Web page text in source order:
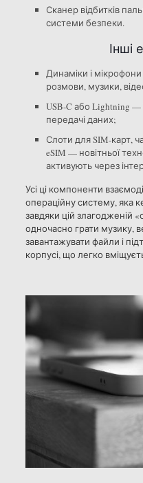
Сканер відбитків
системи безпеки.
Інші
Динаміки і мікрофони
розмови, музики,
USB-C або Lightning —
передачі даних;
Слоти для SIM-карт,
eSIM — новітньої
активують через
Усі ці компоненти
операційну систему, яка
завдяки цій злагодженій
одночасно грати музику,
завантажувати файли і
корпусі, що легко